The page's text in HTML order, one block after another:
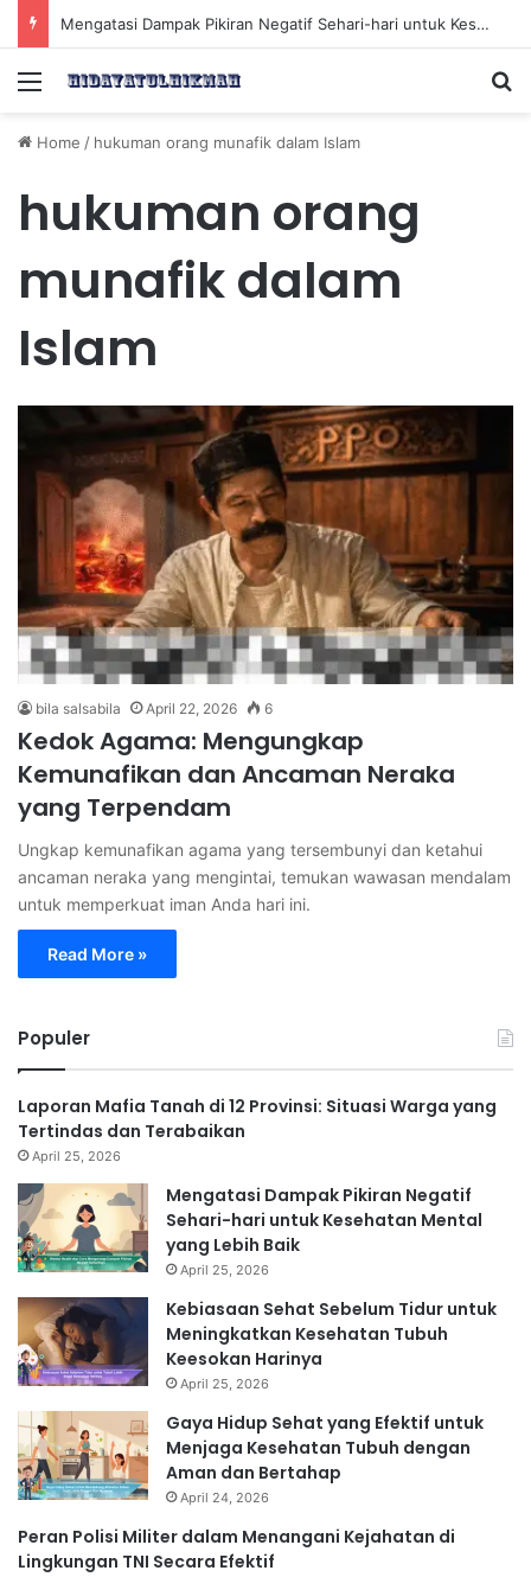
Mengatasi Dampak Pikiran Negatif Sehari-hari untuk Kesehatan Mental yang Lebih Baik
Menu
Home / hukuman orang munafik dalam Islam
hukuman orang
munafik dalam
Islam
bila salsabila April 22, 2026 6
Kedok Agama: Mengungkap
Kemunafikan dan Ancaman Neraka
yang Terpendam
Ungkap kemunafikan agama yang tersembunyi dan ketahui
ancaman neraka yang mengintai, temukan wawasan mendalam
untuk memperkuat iman Anda hari ini.
Read More »
Populer
Laporan Mafia Tanah di 12 Provinsi: Situasi Warga yang
Tertindas dan Terabaikan
April 25, 2026
Mengatasi Dampak Pikiran Negatif
Sehari-hari untuk Kesehatan Mental
yang Lebih Baik
April 25, 2026
Kebiasaan Sehat Sebelum Tidur untuk
Meningkatkan Kesehatan Tubuh
Keesokan Harinya
April 25, 2026
Gaya Hidup Sehat yang Efektif untuk
Menjaga Kesehatan Tubuh dengan
Aman dan Bertahap
April 24, 2026
Peran Polisi Militer dalam Menangani Kejahatan di
Lingkungan TNI Secara Efektif